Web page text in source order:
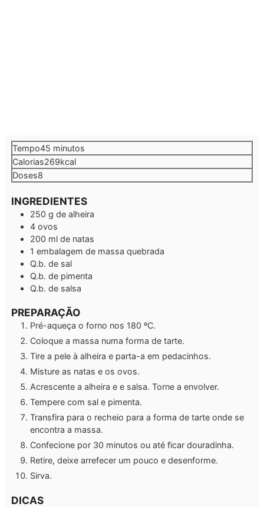
Tempo45 minutos
minutos
Calorias269kcal
Doses8
INGREDIENTES
250 g de alheira
4 ovos
200 ml de natas
1 embalagem de massa quebrada
Q.b. de sal
Q.b. de pimenta
Q.b. de salsa
PREPARAÇÃO
Pré-aqueça o forno nos 180 ºC.
Coloque a massa numa forma de tarte.
Tire a pele à alheira e parta-a em pedacinhos.
Misture as natas e os ovos.
Acrescente a alheira e e salsa. Torne a envolver.
Tempere com sal e pimenta.
Transfira para o recheio para a forma de tarte onde se
encontra a massa.
Confecione por 30 minutos ou até ficar douradinha.
Retire, deixe arrefecer um pouco e desenforme.
Sirva.
DICAS